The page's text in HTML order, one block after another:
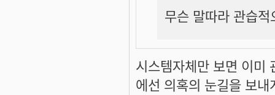
무슨 말따라 관습
시스템자체만 보면 이미
에선 의혹의 눈길을 보내